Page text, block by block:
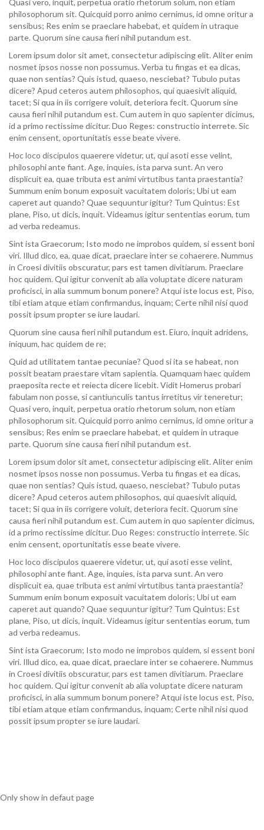
Quasi vero, inquit, perpetua oratio rhetorum solum, non etiam
philosophorum sit. Quicquid porro animo cernimus, id omne oritur a
sensibus; Res enim se praeclare habebat, et quidem in utraque
parte. Quorum sine causa fieri nihil putandum est.
Lorem ipsum dolor sit amet, consectetur adipiscing elit. Aliter enim
nosmet ipsos nosse non possumus. Verba tu fingas et ea dicas,
quae non sentias? Quis istud, quaeso, nesciebat? Tubulo putas
dicere? Apud ceteros autem philosophos, qui quaesivit aliquid,
tacet; Si qua in iis corrigere voluit, deteriora fecit. Quorum sine
causa fieri nihil putandum est. Cum autem in quo sapienter dicimus,
id a primo rectissime dicitur. Duo Reges: constructio interrete. Sic
enim censent, oportunitatis esse beate vivere.
Hoc loco discipulos quaerere videtur, ut, qui asoti esse velint,
philosophi ante fiant. Age, inquies, ista parva sunt. An vero
displicuit ea, quae tributa est animi virtutibus tanta praestantia?
Summum ením bonum exposuit vacuitatem doloris; Ubi ut eam
caperet aut quando? Quae sequuntur igitur? Tum Quintus: Est
plane, Piso, ut dicis, inquit. Videamus igitur sententias eorum, tum
ad verba redeamus.
Sint ista Graecorum; Isto modo ne improbos quidem, si essent boni
viri. Illud dico, ea, quae dicat, praeclare inter se cohaerere. Nummus
in Croesi divitiis obscuratur, pars est tamen divitiarum. Praeclare
hoc quidem. Qui igitur convenit ab alia voluptate dicere naturam
proficisci, in alia summum bonum ponere? Atqui iste locus est, Piso,
tibi etiam atque etiam confirmandus, inquam; Certe nihil nisi quod
possit ipsum propter se iure laudari.
Quorum sine causa fieri nihil putandum est. Eiuro, inquit adridens,
iniquum, hac quidem de re;
Quid ad utilitatem tantae pecuniae? Quod si ita se habeat, non
possit beatam praestare vitam sapientia. Quamquam haec quidem
praeposita recte et reiecta dicere licebit. Vidit Homerus probari
fabulam non posse, si cantiunculis tantus irretitus vir teneretur;
Quasi vero, inquit, perpetua oratio rhetorum solum, non etiam
philosophorum sit. Quicquid porro animo cernimus, id omne oritur a
sensibus; Res enim se praeclare habebat, et quidem in utraque
parte. Quorum sine causa fieri nihil putandum est.
Lorem ipsum dolor sit amet, consectetur adipiscing elit. Aliter enim
nosmet ipsos nosse non possumus. Verba tu fingas et ea dicas,
quae non sentias? Quis istud, quaeso, nesciebat? Tubulo putas
dicere? Apud ceteros autem philosophos, qui quaesivit aliquid,
tacet; Si qua in iis corrigere voluit, deteriora fecit. Quorum sine
causa fieri nihil putandum est. Cum autem in quo sapienter dicimus,
id a primo rectissime dicitur. Duo Reges: constructio interrete. Sic
enim censent, oportunitatis esse beate vivere.
Hoc loco discipulos quaerere videtur, ut, qui asoti esse velint,
philosophi ante fiant. Age, inquies, ista parva sunt. An vero
displicuit ea, quae tributa est animi virtutibus tanta praestantia?
Summum ením bonum exposuit vacuitatem doloris; Ubi ut eam
caperet aut quando? Quae sequuntur igitur? Tum Quintus: Est
plane, Piso, ut dicis, inquit. Videamus igitur sententias eorum, tum
ad verba redeamus.
Sint ista Graecorum; Isto modo ne improbos quidem, si essent boni
viri. Illud dico, ea, quae dicat, praeclare inter se cohaerere. Nummus
in Croesi divitiis obscuratur, pars est tamen divitiarum. Praeclare
hoc quidem. Qui igitur convenit ab alia voluptate dicere naturam
proficisci, in alia summum bonum ponere? Atqui iste locus est, Piso,
tibi etiam atque etiam confirmandus, inquam; Certe nihil nisi quod
possit ipsum propter se iure laudari.
Only show in defaut page